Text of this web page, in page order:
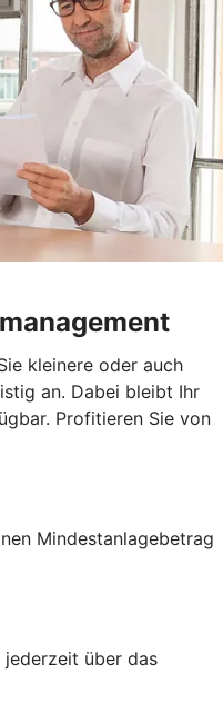
kleinere oder auch
an. Dabei bleibt Ihr
Profitieren Sie von
Mindestanlagebetrag
jederzeit über das